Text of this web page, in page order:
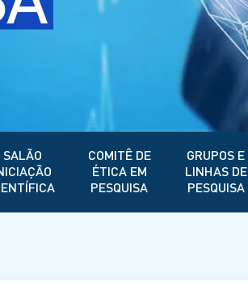
SALÃO
COMITÊ DE
ÉTICA EM
PESQUISA
GRUPOS E
LINHAS DE
PESQUISA